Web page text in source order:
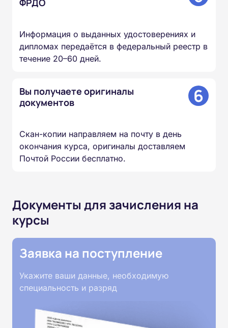
ФРДО
Информация о выданных удостоверениях и
дипломах передаётся в федеральный реестр в
течение 20–60 дней.
Вы получаете оригиналы
документов
6
Скан-копии направляем на почту в день
окончания курса, оригиналы доставляем
Почтой России бесплатно.
Документы для зачисления на
курсы
Заявка на поступление
Укажите ваши данные, необходимую
специальность и разряд